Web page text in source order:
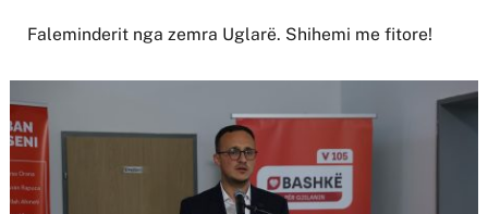
Faleminderit nga zemra Uglarë. Shihemi me fitore!